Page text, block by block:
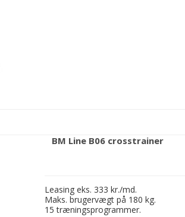
BM Line B06 crosstrainer
Leasing eks. 333 kr./md.
Maks. brugervægt på 180 kg.
15 træningsprogrammer.